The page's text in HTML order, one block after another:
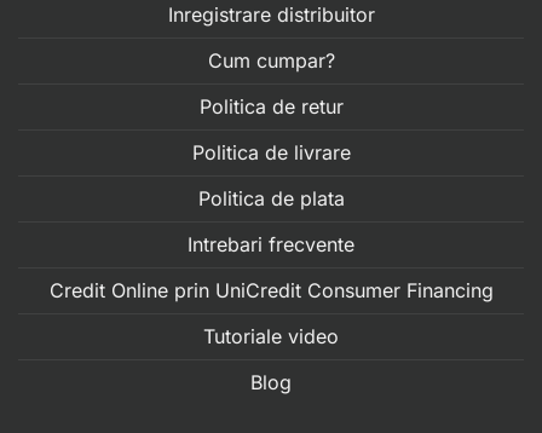
Inregistrare distribuitor
Cum cumpar?
Politica de retur
Politica de livrare
Politica de plata
Intrebari frecvente
Credit Online prin UniCredit Consumer Financing
Tutoriale video
Blog